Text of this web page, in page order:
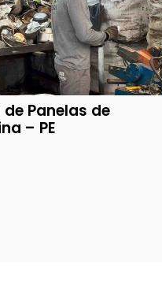
Panelas de
– PE